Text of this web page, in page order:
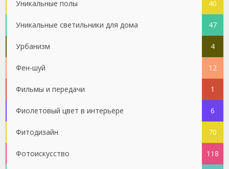
Уникальные полы 40
Уникальные светильники для дома 47
Урбанизм 4
Фен-шуй 12
Фильмы и передачи 1
Фиолетовый цвет в интерьере 6
Фитодизайн 70
Фотоискусство 118